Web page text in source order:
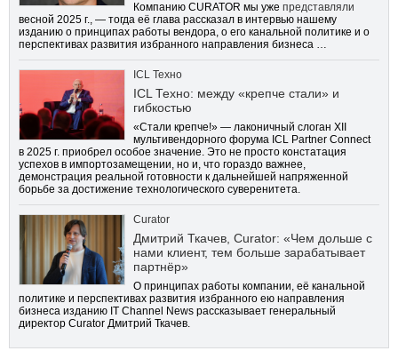
Компанию CURATOR мы уже представляли
весной 2025 г., — тогда её глава рассказал в интервью нашему
изданию о принципах работы вендора, о его канальной политике и о
перспективах развития избранного направления бизнеса …
ICL Техно
ICL Техно: между «крепче стали» и
гибкостью
«Стали крепче!» — лаконичный слоган XII
мультивендорного форума ICL Partner Connect
в 2025 г. приобрел особое значение. Это не просто констатация
успехов в импортозамещении, но и, что гораздо важнее,
демонстрация реальной готовности к дальнейшей напряженной
борьбе за достижение технологического суверенитета.
Curator
Дмитрий Ткачев, Curator: «Чем дольше с
нами клиент, тем больше зарабатывает
партнёр»
О принципах работы компании, её канальной
политике и перспективах развития избранного ею направления
бизнеса изданию IT Channel News рассказывает генеральный
директор Curator Дмитрий Ткачев.